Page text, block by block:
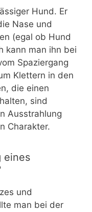
Hund. Er
Nase und
(egal ob Hund
kann man ihn bei
Spaziergang
Klettern in den
die einen
sind
Ausstrahlung
Charakter.
eines
und
man bei der